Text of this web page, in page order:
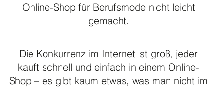
Online-Shop für Berufsmode nicht leicht
gemacht.
Die Konkurrenz im Internet ist groß, jeder
kauft schnell und einfach in einem Online-
Shop – es gibt kaum etwas, was man nicht im